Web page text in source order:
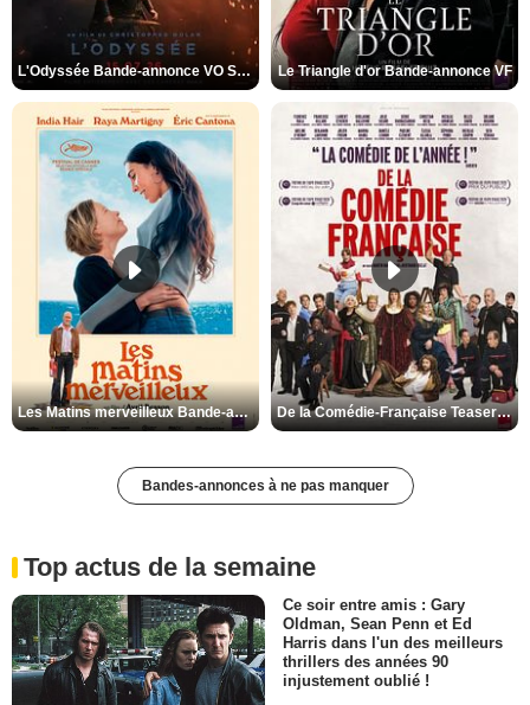
L'Odyssée Bande-annonce VO STFR Le Triangle d'or Bande-annonce VF
Les Matins merveilleux Bande-annonce VF De la Comédie-Française Teaser VF
Bandes-annonces à ne pas manquer
Top actus de la semaine
Ce soir entre amis : Gary
Oldman, Sean Penn et Ed
Harris dans l'un des meilleurs
thrillers des années 90
injustement oublié !